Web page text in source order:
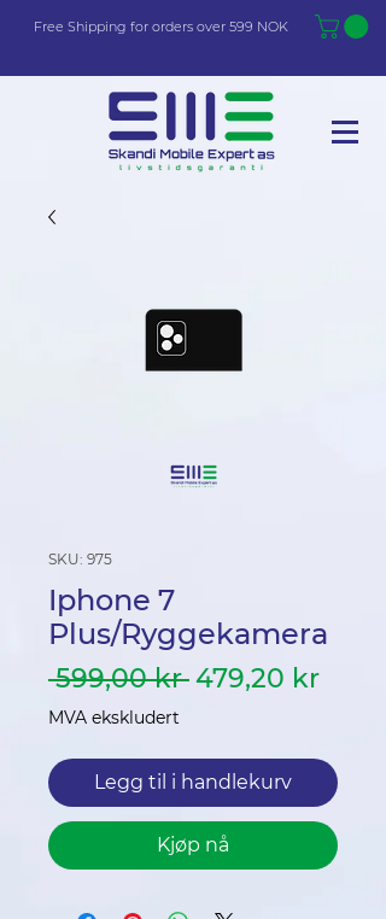
Free Shipping for orders over 599 NOK
SKU: 975
Iphone 7
Plus/Ryggekamera
599,00 kr Vanlig
479,20 kr
MVA ekskludert
Legg til i handlekurv
Kjøp nå